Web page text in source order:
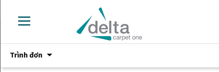
Trình đơn
phần